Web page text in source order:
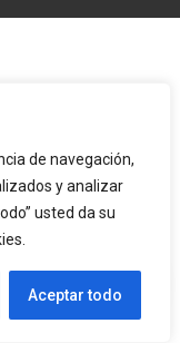
de navegación,
y analizar
usted da su
Aceptar todo